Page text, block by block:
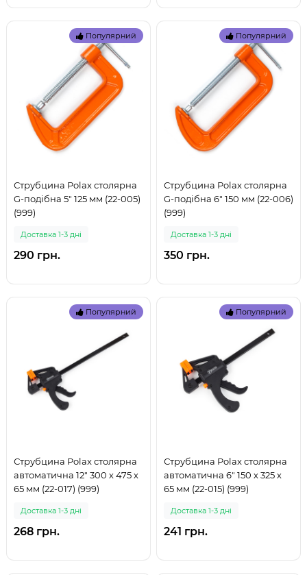
Популярний
Струбцина Polax столярна
G-подібна 5" 125 мм (22-005)
(999)
Доставка 1-3 дні
290 грн.
Популярний
Струбцина Polax столярна
G-подібна 6" 150 мм (22-006)
(999)
Доставка 1-3 дні
350 грн.
Популярний
Струбцина Polax столярна
автоматична 12" 300 х 475 х
65 мм (22-017) (999)
Доставка 1-3 дні
268 грн.
Популярний
Струбцина Polax столярна
автоматична 6" 150 х 325 х
65 мм (22-015) (999)
Доставка 1-3 дні
241 грн.